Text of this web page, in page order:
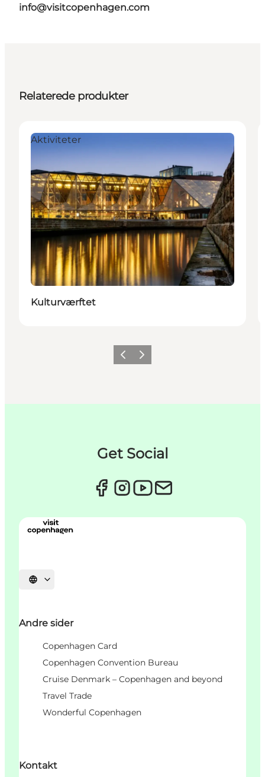
info@visitcopenhagen.com
Relaterede produkter
Aktiviteter
Kulturværftet
ForrigeNæste
Get Social
Vælg sprog
Andre sider
Copenhagen Card
Copenhagen Convention Bureau
Cruise Denmark – Copenhagen and beyond
Travel Trade
Wonderful Copenhagen
Kontakt